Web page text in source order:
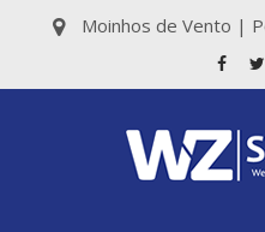
Moinhos de Vento |